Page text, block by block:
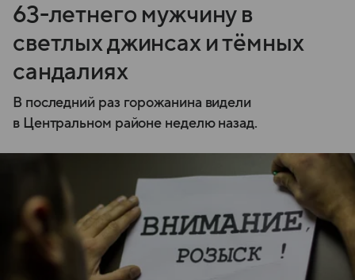
63-летнего мужчину в
светлых джинсах и тёмных
сандалиях
В последний раз горожанина видели
в Центральном районе неделю назад.